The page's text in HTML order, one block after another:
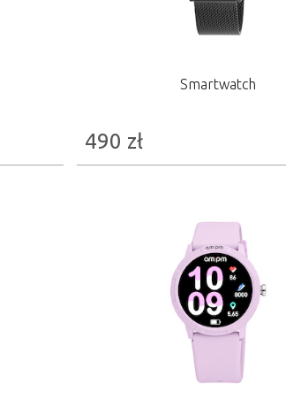
Smartwatch
490 zł